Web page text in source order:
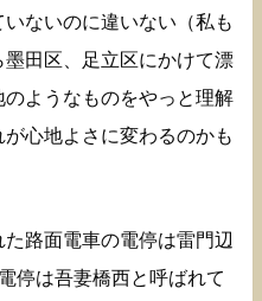
ないのに違いない（私も
田区、足立区にかけて漂
ようなものをやっと理解
心地よさに変わるのかも
路面電車の電停は雷門辺
停は吾妻橋西と呼ばれて